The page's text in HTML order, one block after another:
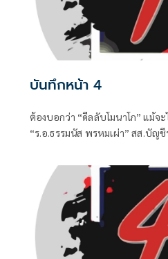
บันทึกหน้า 4
ต้องบอกว่า “ดีลลับโมนาโก” แม้จ
“ร.อ.ธรรมนัส พรหมเผ่า” สส.บัญ
รัฐมนตรี ที่ปัจจุบันรั้งเก้าอี้ที่ปรึกษ
เมื่อมีควันย่อมมีไฟอย่างไรอย่าง
กูล” นายกรัฐมนตรีและรัฐมนตรีว่
กับประกาศกลางวงประชุมคณะรั